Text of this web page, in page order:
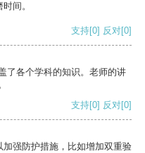
间。
支持[0] 反对[0]
了各个学科的知识。老师的讲
支持[0] 反对[0]
强防护措施，比如增加双重验